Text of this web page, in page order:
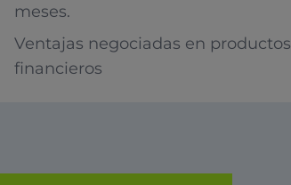
meses.
Ventajas negociadas en productos
financieros